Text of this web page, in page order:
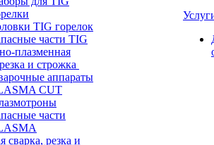
TIG горелок
части TIG
плазменная
и строжка
аппараты
CUT
части
сварка, резка и